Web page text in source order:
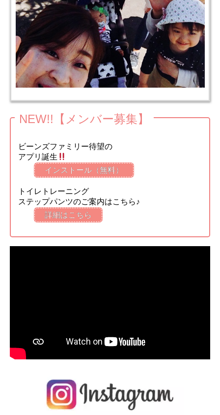
NEW!!【メンバー募集】
ビーンズファミリー待望の
アプリ誕生
インストール（無料）
トイレトレーニング
ステップパンツのご案内はこちら♪
詳細はこちら